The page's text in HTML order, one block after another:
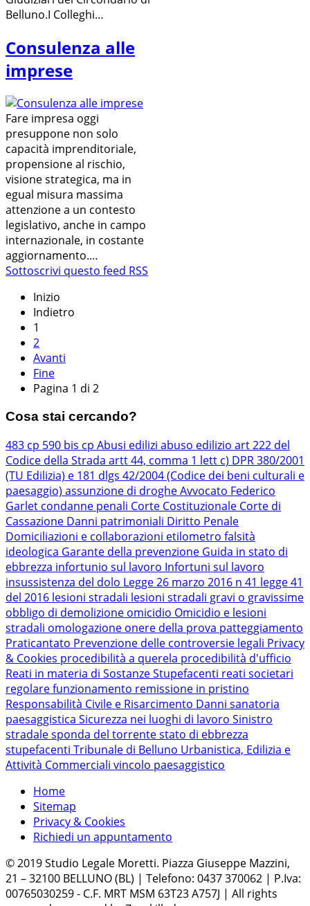
Belluno.I Colleghi…
Consulenza alle
imprese
Fare impresa oggi
presuppone non solo
capacità imprenditoriale,
propensione al rischio,
visione strategica, ma in
egual misura massima
attenzione a un contesto
legislativo, anche in campo
internazionale, in costante
aggiornamento.…
Sottoscrivi questo feed RSS
Inizio
Indietro
1
2
Avanti
Fine
Pagina 1 di 2
Cosa stai cercando?
483 cp 590 bis cp Abusi edilizi abuso edilizio art 222 del
Codice della Strada artt 44, comma 1 lett c) DPR 380/2001
(TU Edilizia) e 181 dlgs 42/2004 (Codice dei beni culturali e
paesaggio) assunzione di drogheAvvocato Federico
Garlet condanne penali Corte Costituzionale Corte di
Cassazione Danni patrimoniali Diritto Penale
Domiciliazioni e collaborazioni etilometro falsità
ideologica Garante della prevenzione Guida in stato di
ebbrezza infortunio sul lavoro Infortuni sul lavoro
insussistenza del dolo Legge 26 marzo 2016 n 41 legge 41
del 2016 lesioni stradali lesioni stradali gravi o gravissime
obbligo di demolizione omicidio Omicidio e lesioni
stradali omologazione onere della prova patteggiamento
Praticantato Prevenzione delle controversie legali Privacy
& Cookies procedibilità a querela procedibilità d'ufficio
Reati in materia di Sostanze Stupefacenti reati societari
regolare funzionamento remissione in pristino
Responsabilità Civile e Risarcimento Danni sanatoria
paesaggistica Sicurezza nei luoghi di lavoro Sinistro
stradalesponda del torrentestato di ebbrezza
stupefacenti Tribunale di Belluno Urbanistica, Edilizia e
Attività Commerciali vincolo paesaggistico
Home
Sitemap
Privacy & Cookies
Richiedi un appuntamento
© 2019 Studio Legale Moretti. Piazza Giuseppe Mazzini,
21 – 32100 BELLUNO (BL) | Telefono: 0437 370062 | P.Iva:
00765030259 - C.F. MRT MSM 63T23 A757J | All rights